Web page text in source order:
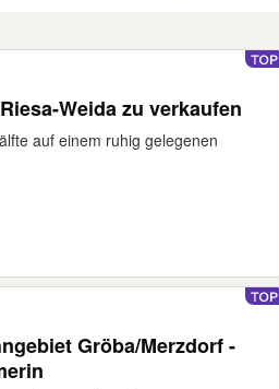
Weida zu verkaufen
auf einem ruhig gelegenen
Gröba/Merzdorf -